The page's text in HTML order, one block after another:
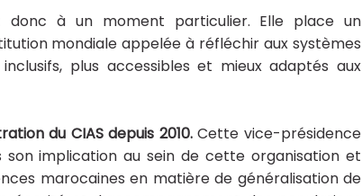
donc à un moment particulier. Elle place un
mondiale appelée à réfléchir aux systèmes
plus accessibles et mieux adaptés aux
du CIAS depuis 2010.Cette vice-présidence
implication au sein de cette organisation et
marocaines en matière de généralisation de